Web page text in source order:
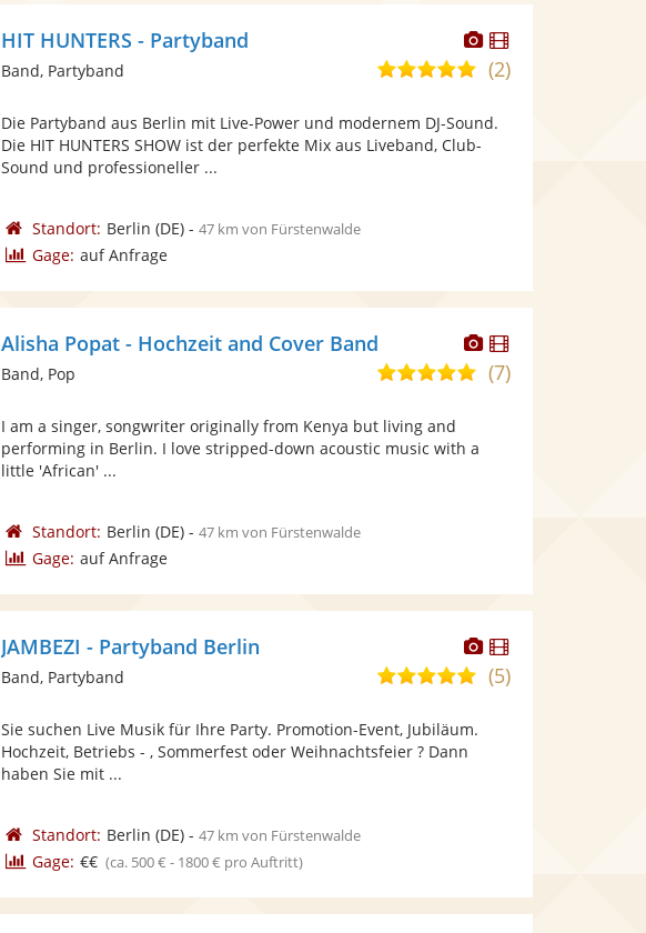
Dieser
Künstler
stellt
Fotos
bereit.
Dieser
Künstler
HIT HUNTERS - Partyband
5,0
5
Sternen
(2)
Band, Partyband
Die Partyband aus Berlin mit Live-Power und modernem DJ-Sound.
Die HIT HUNTERS SHOW ist der perfekte Mix aus Liveband, Club-
Sound und professioneller ...
Standort: Berlin (DE)- 47 km von Fürstenwalde
Gage: auf Anfrage
Dieser
Künstler
stellt
Dieser
Künstler
Alisha Popat - Hochzeit and Cover Band
5,0
Sternen
(7)
Band, Pop
I am a singer, songwriter originally from Kenya but living and
performing in Berlin. I love stripped-down acoustic music with a
little 'African' ...
Standort: Berlin (DE)- 47 km von Fürstenwalde
Gage: auf Anfrage
Dieser
Künstler
stellt
Dieser
Künstler
JAMBEZI - Partyband Berlin
4,9
5
(5)
Band, Partyband
Sie suchen Live Musik für Ihre Party. Promotion-Event, Jubiläum.
Hochzeit, Betriebs - , Sommerfest oder Weihnachtsfeier ? Dann
haben Sie mit ...
Standort: Berlin (DE)- 47 km von Fürstenwalde
Gage: €€ (ca. 500 € - 1800 € pro Auftritt)